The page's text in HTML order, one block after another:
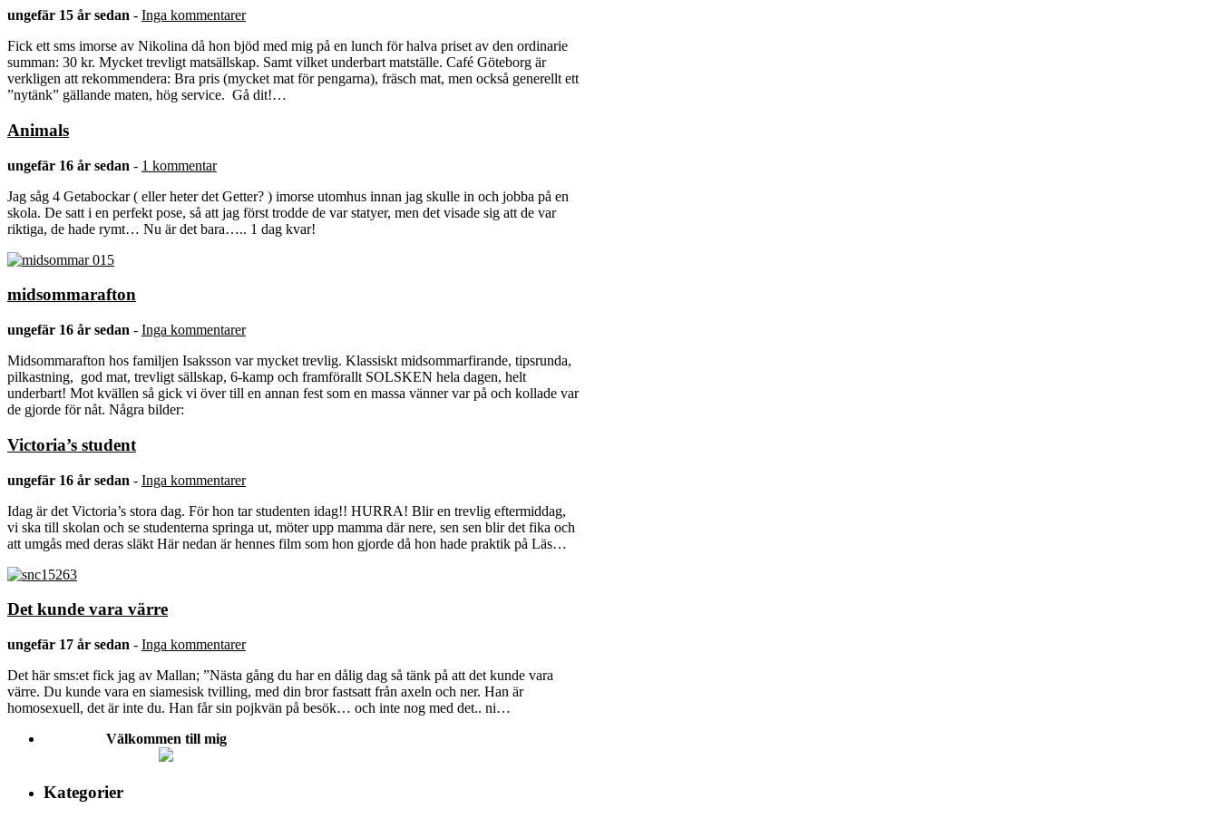
ungefär 15 år sedan - Inga kommentarer
Fick ett sms imorse av Nikolina då hon bjöd med mig på en lunch för halva priset av den ordinarie
summan: 30 kr. Mycket trevligt matsällskap. Samt vilket underbart matställe. Café Göteborg är
verkligen att rekommendera: Bra pris (mycket mat för pengarna), fräsch mat, men också generellt ett
”nytänk” gällande maten, hög service. Gå dit!…
Animals
ungefär 16 år sedan - 1 kommentar
Jag såg 4 Getabockar ( eller heter det Getter? ) imorse utomhus innan jag skulle in och jobba på en
skola. De satt i en perfekt pose, så att jag först trodde de var statyer, men det visade sig att de var
riktiga, de hade rymt… Nu är det bara….. 1 dag kvar!
midsommarafton
ungefär 16 år sedan - Inga kommentarer
Midsommarafton hos familjen Isaksson var mycket trevlig. Klassiskt midsommarfirande, tipsrunda,
pilkastning, god mat, trevligt sällskap, 6-kamp och framförallt SOLSKEN hela dagen, helt
underbart! Mot kvällen så gick vi över till en annan fest som en massa vänner var på och kollade var
de gjorde för nåt. Några bilder:
Victoria’s student
ungefär 16 år sedan - Inga kommentarer
Idag är det Victoria’s stora dag. För hon tar studenten idag!! HURRA! Blir en trevlig eftermiddag,
vi ska till skolan och se studenterna springa ut, möter upp mamma där nere, sen sen blir det fika och
att umgås med deras släkt Här nedan är hennes film som hon gjorde då hon hade praktik på Läs…
Det kunde vara värre
ungefär 17 år sedan - Inga kommentarer
Det här sms:et fick jag av Mallan; ”Nästa gång du har en dålig dag så tänk på att det kunde vara
värre. Du kunde vara en siamesisk tvilling, med din bror fastsatt från axeln och ner. Han är
homosexuell, det är inte du. Han får sin pojkvän på besök… och inte nog med det.. ni…
Välkommen till mig
Kategorier